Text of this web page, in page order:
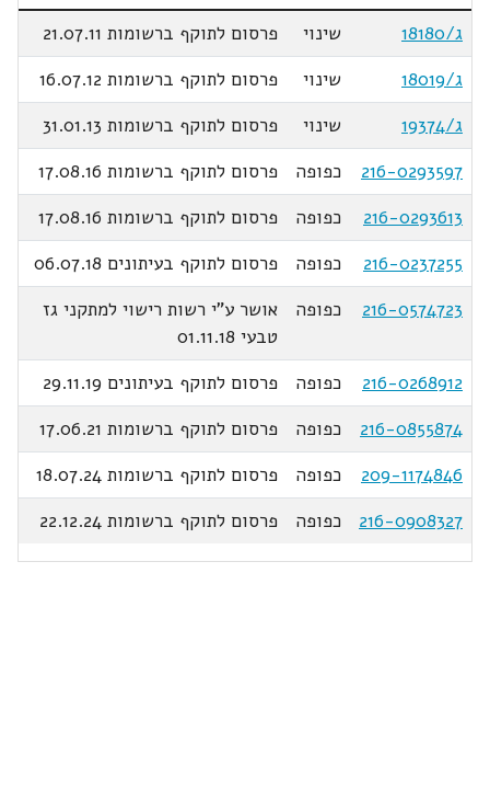
ג/18180
שינוי
פרסום לתוקף ברשומות 21.07.11
ג/18019
שינוי
פרסום לתוקף ברשומות 16.07.12
ג/19374
שינוי
פרסום לתוקף ברשומות 31.01.13
216-0293597
כפופה
פרסום לתוקף ברשומות 17.08.16
216-0293613
כפופה
פרסום לתוקף ברשומות 17.08.16
216-0237255
כפופה
פרסום לתוקף בעיתונים 06.07.18
216-0574723
כפופה
אושר ע"י רשות רישוי למתקני גז
טבעי 01.11.18
216-0268912
כפופה
פרסום לתוקף בעיתונים 29.11.19
216-0855874
כפופה
פרסום לתוקף ברשומות 17.06.21
209-1174846
כפופה
פרסום לתוקף ברשומות 18.07.24
216-0908327
כפופה פרסום לתוקף ברשומות 22.12.24